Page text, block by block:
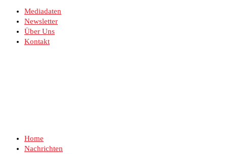
Mediadaten
Newsletter
Über Uns
Kontakt
Home
Nachrichten